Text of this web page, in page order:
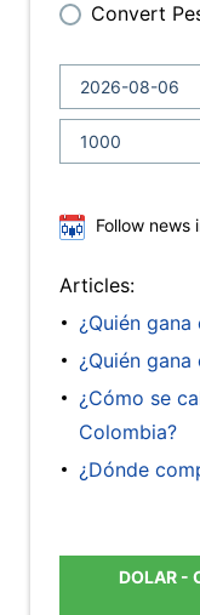
Convert
Follow news
Articles:
¿Quién
¿Quién
¿Cómo se
Colombia?
¿Dónde
DOLAR -